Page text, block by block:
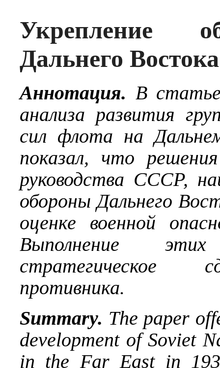
Укрепление
Дальнего
Аннотация. В
анализа развития
сил флота на
показал, что
руководства СССР,
обороны Дальнего
оценке военной
Выполнение
стратегическое
противника.
Summary. The paper
development of Soviet
in the Far East in